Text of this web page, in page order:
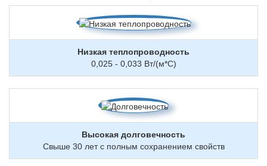
Низкая теплопроводность
0,025 - 0,033 Вт/(м*С)
Высокая долговечность
Свыше 30 лет с полным сохранением свойств